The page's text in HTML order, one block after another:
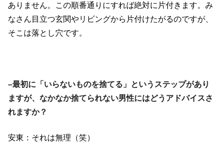
ありません。この順番通りにすれば絶対に片付きます。み
なさん目立つ玄関やリビングから片付けたがるのですが、
そこは落とし穴です。
–最初に「いらないものを捨てる」というステップがあり
ますが、なかなか捨てられない男性にはどうアドバイスさ
れますか？
安東：それは無理（笑）